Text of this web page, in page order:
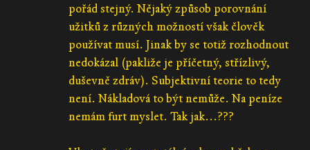
pořád stejný. Nějaký způsob porovnání
užitků z různých možností však člověk
používat musí. Jinak by se totiž rozhodnout
nedokázal (pakliže je příčetný, střízlivý,
duševně zdráv). Subjektivní teorie to tedy
není. Nákladová to být nemůže. Na peníze
nemám furt myslet. Tak jak...???